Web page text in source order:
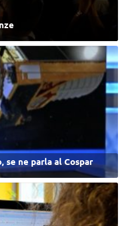
ne parla al Cospar